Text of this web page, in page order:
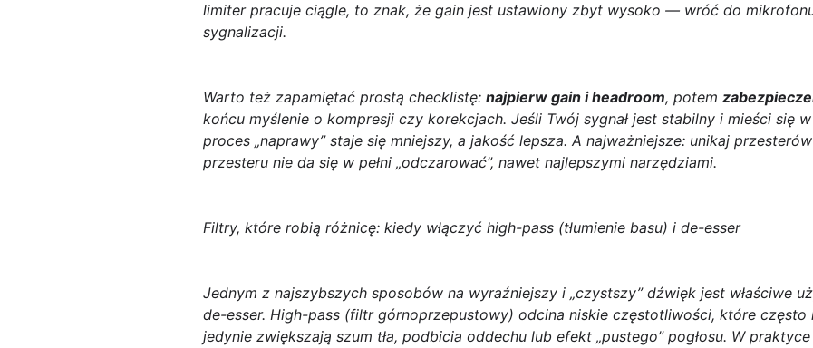
limiter pracuje ciągle, to znak, że gain jest ustawiony zbyt wysoko — wróć do
sygnalizacji.
Warto też zapamiętać prostą checklistę: najpierw gain i headroom, potem
końcu myślenie o kompresji czy korekcjach. Jeśli Twój sygnał jest stabilny i mieści się
proces „naprawy” staje się mniejszy, a jakość lepsza. A najważniejsze: unikaj
przesteru nie da się w pełni „odczarować”, nawet najlepszymi narzędziami.
Filtry, które robią różnicę: kiedy włączyć high-pass (tłumienie basu) i de-esser
Jednym z najszybszych sposobów na wyraźniejszy i „czystszy” dźwięk jest właściwe
de-esser. High-pass (filtr górnoprzepustowy) odcina niskie częstotliwości, które często
jedynie zwiększają szum tła, podbicia oddechu lub efekt „pustego” pogłosu. W